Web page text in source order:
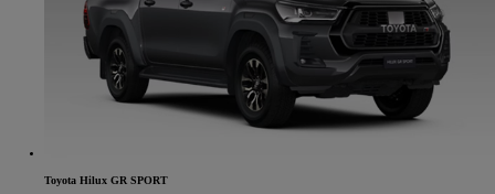
Toyota Hilux GR SPORT